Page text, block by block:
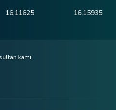
16,11625 16,15935
kami